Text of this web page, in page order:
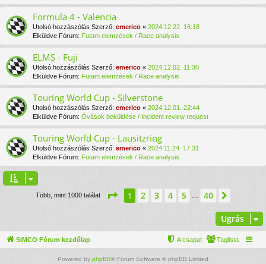
Formula 4 - Valencia
Utolsó hozzászólás Szerző: emerico « 2024.12.22. 16:18
Elküldve Fórum: Futam elemzések / Race analysis
ELMS - Fuji
Utolsó hozzászólás Szerző: emerico « 2024.12.02. 11:30
Elküldve Fórum: Futam elemzések / Race analysis
Touring World Cup - Silverstone
Utolsó hozzászólás Szerző: emerico « 2024.12.01. 22:44
Elküldve Fórum: Óvások beküldése / Incident review request
Touring World Cup - Lausitzring
Utolsó hozzászólás Szerző: emerico « 2024.11.24. 17:31
Elküldve Fórum: Futam elemzések / Race analysis
Több, mint 1000 találat Oldal:1 /40
1 2 3 4 5 40
Ugrás
SIMCO Fórum kezdőlap Taglista
A csapat
Powered by phpBB® Forum Software © phpBB Limited